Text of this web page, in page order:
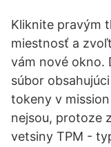
Kliknite pravým
miestnosť a
vám nové okno.
súbor
tokeny v
nejsou, protoze
vetsiny TPM -